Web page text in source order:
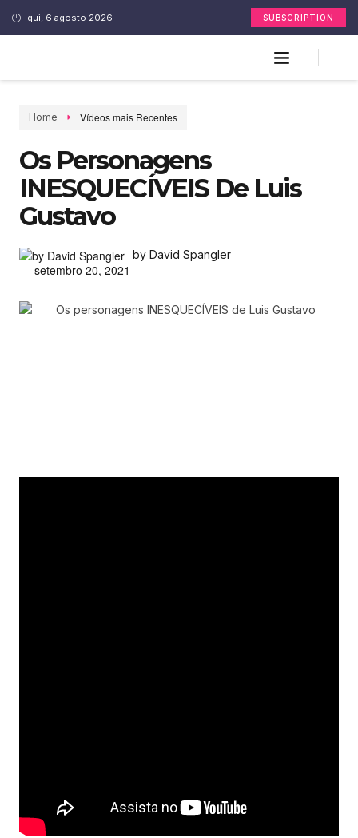
qui, 6 agosto 2026 SUBSCRIPTION
Home Vídeos mais Recentes
Os Personagens
INESQUECÍVEIS De Luis
Gustavo
by David Spangler
setembro 20, 2021